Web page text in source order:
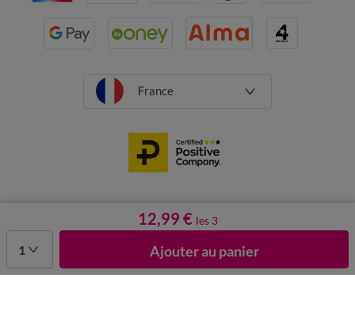
12,99 € les 3
1 Ajouter au panier
France
Mentions légales Données personnelles